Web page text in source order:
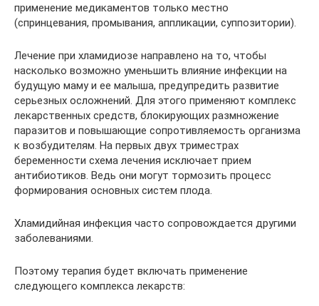
применение медикаментов только местно
(спринцевания, промывания, аппликации, суппозитории).
Лечение при хламидиозе направлено на то, чтобы
насколько возможно уменьшить влияние инфекции на
будущую маму и ее малыша, предупредить развитие
серьезных осложнений. Для этого применяют комплекс
лекарственных средств, блокирующих размножение
паразитов и повышающие сопротивляемость организма
к возбудителям. На первых двух триместрах
беременности схема лечения исключает прием
антибиотиков. Ведь они могут тормозить процесс
формирования основных систем плода.
Хламидийная инфекция часто сопровождается другими
заболеваниями.
Поэтому терапия будет включать применение
следующего комплекса лекарств: